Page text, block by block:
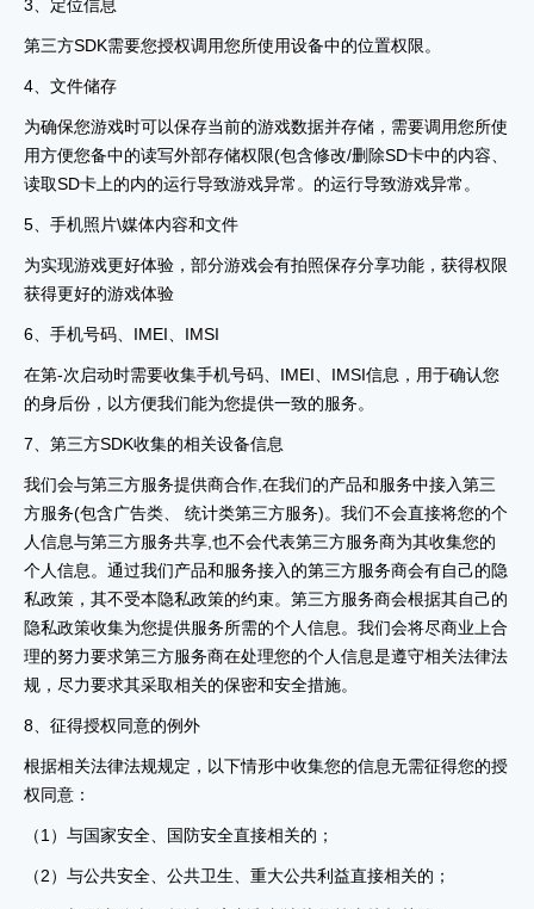
3、定位信息
第三方SDK需要您授权调用您所使用设备中的位置权限。
4、文件储存
为确保您游戏时可以保存当前的游戏数据并存储，需要调用您所使
用方便您备中的读写外部存储权限(包含修改/删除SD卡中的内容、
读取SD卡上的内的运行导致游戏异常。的运行导致游戏异常。
5、手机照片\媒体内容和文件
为实现游戏更好体验，部分游戏会有拍照保存分享功能，获得权限
获得更好的游戏体验
6、手机号码、IMEI、IMSI
在第-次启动时需要收集手机号码、IMEI、IMSI信息，用于确认您
的身后份，以方便我们能为您提供一致的服务。
7、第三方SDK收集的相关设备信息
我们会与第三方服务提供商合作,在我们的产品和服务中接入第三
方服务(包含广告类、 统计类第三方服务)。我们不会直接将您的个
人信息与第三方服务共享,也不会代表第三方服务商为其收集您的
个人信息。通过我们产品和服务接入的第三方服务商会有自己的隐
私政策，其不受本隐私政策的约束。第三方服务商会根据其自己的
隐私政策收集为您提供服务所需的个人信息。我们会将尽商业上合
理的努力要求第三方服务商在处理您的个人信息是遵守相关法律法
规，尽力要求其采取相关的保密和安全措施。
8、征得授权同意的例外
根据相关法律法规规定，以下情形中收集您的信息无需征得您的授
权同意：
（1）与国家安全、国防安全直接相关的；
（2）与公共安全、公共卫生、重大公共利益直接相关的；